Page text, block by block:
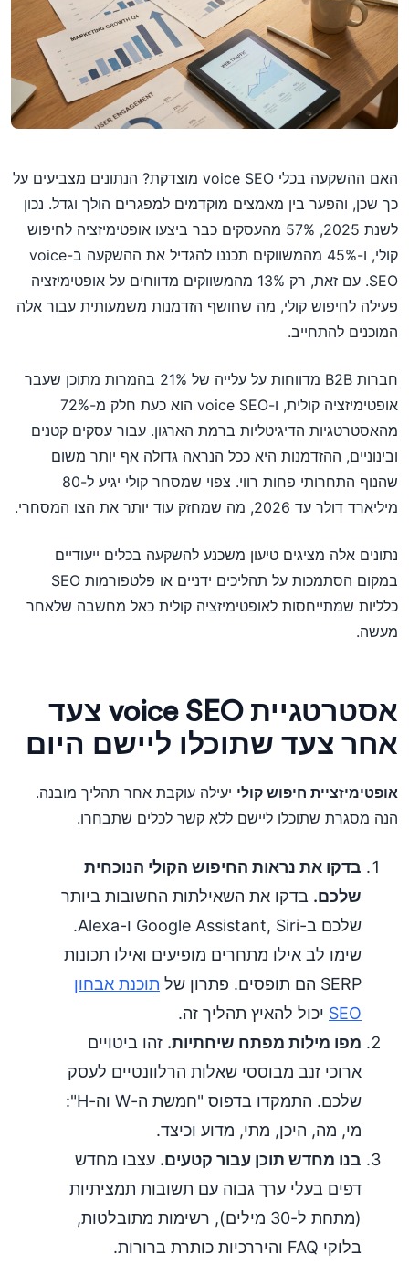
האם ההשקעה בכלי voice SEO מוצדקת? הנתונים מצביעים על
כך שכן, והפער בין מאמצים מוקדמים למפגרים הולך וגדל. נכון
לשנת 2025, 57% מהעסקים כבר ביצעו אופטימיזציה לחיפוש
קולי, ו-45% מהמשווקים תכננו להגדיל את ההשקעה ב-voice
SEO. עם זאת, רק 13% מהמשווקים מדווחים על אופטימיזציה
פעילה לחיפוש קולי, מה שחושף הזדמנות משמעותית עבור אלה
המוכנים להתחייב.
חברות B2B מדווחות על עלייה של 21% בהמרות מתוכן שעבר
אופטימיזציה קולית, ו-voice SEO הוא כעת חלק מ-72%
מהאסטרטגיות הדיגיטליות ברמת הארגון. עבור עסקים קטנים
ובינוניים, ההזדמנות היא ככל הנראה גדולה אף יותר משום
שהנוף התחרותי פחות רווי. צפוי שמסחר קולי יגיע ל-80
מיליארד דולר עד 2026, מה שמחזק עוד יותר את הצו המסחרי.
נתונים אלה מציגים טיעון משכנע להשקעה בכלים ייעודיים
במקום הסתמכות על תהליכים ידניים או פלטפורמות SEO
כלליות שמתייחסות לאופטימיזציה קולית כאל מחשבה שלאחר
מעשה.
אסטרטגיית voice SEO צעד
אחר צעד שתוכלו ליישם היום
אופטימיזציית חיפוש קולייעילה עוקבת אחר תהליך מובנה.
הנה מסגרת שתוכלו ליישם ללא קשר לכלים שתבחרו.
בדקו את נראות החיפוש הקולי הנוכחית
שלכם.בדקו את השאילתות החשובות ביותר
שלכם ב-Google Assistant, Siri ו-Alexa.
שימו לב אילו מתחרים מופיעים ואילו תכונות
SERP הם תופסים. פתרון של
תוכנת אבחון
SEOיכול להאיץ תהליך זה.
מפו מילות מפתח שיחתיות.זהו ביטויים
ארוכי זנב מבוססי שאלות הרלוונטיים לעסק
שלכם. התמקדו בדפוס "חמשת ה-W וה-H":
מי, מה, היכן, מתי, מדוע וכיצד.
בנו מחדש תוכן עבור קטעים.עצבו מחדש
דפים בעלי ערך גבוה עם תשובות תמציתיות
(מתחת ל-30 מילים), רשימות מתובלטות,
בלוקי FAQ והיררכיות כותרת ברורות.